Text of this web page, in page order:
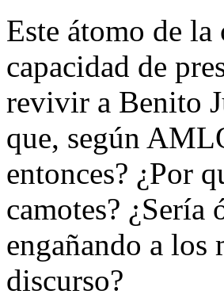
Este átomo de
capacidad de
revivir a Benito
que, según
entonces? ¿Por
camotes?
engañando a los
discurso?